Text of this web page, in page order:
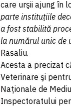
care urşii ajung în
parte instituţiile
a fost stabilită
la numărul unic de
Rasaliu.
Acesta a precizat
Veterinare şi
Naţionale de
Inspectoratului